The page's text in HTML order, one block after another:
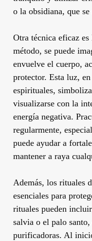
o la obsidiana, que
Otra técnica eficaz
método, se puede
envuelve el cuerpo,
protector. Esta luz,
espirituales,
visualizarse con la
energía negativa.
regularmente,
puede ayudar a
mantener a raya
Además, los rituales
esenciales para
rituales pueden
salvia o el palo
purificadoras. Al